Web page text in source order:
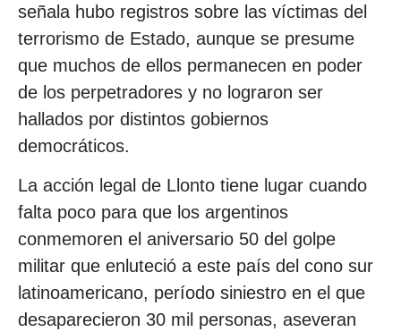
señala hubo registros sobre las víctimas del
terrorismo de Estado, aunque se presume
que muchos de ellos permanecen en poder
de los perpetradores y no lograron ser
hallados por distintos gobiernos
democráticos.
La acción legal de Llonto tiene lugar cuando
falta poco para que los argentinos
conmemoren el aniversario 50 del golpe
militar que enluteció a este país del cono sur
latinoamericano, período siniestro en el que
desaparecieron 30 mil personas, aseveran